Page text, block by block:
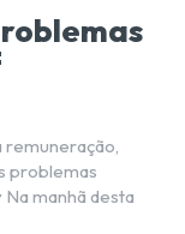
problemas